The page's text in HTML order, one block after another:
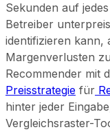
Sekunden auf
Betreiber
identifizieren kann,
Margenverlusten
Recommender mit
Preisstrategie für
hinter jeder
Vergleichsraster-